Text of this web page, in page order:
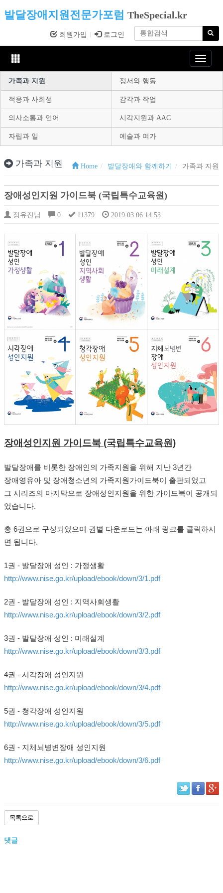
발달장애지원전문가포럼 TheSpecial.kr
회원가입 로그인
Toggle
가족과 지원
정서와 행동
적응과 사회성 감각과 작업
의사소통과 언어 시각지원과 AAC
자립과 일 예술과 여가
가족과 지원 Home 발달장애와 함께하기 가족과 지원
장애성인지원 가이드북 (국립특수교육원)
정유진님 0 11379 2019.03.06 14:53
장애성인지원 가이드북 (국립특수교육원)
발달장애를 비롯한 장애인의 가족지원을 위해 지난 3년간
장애영유아 및 장애청소년의 가족지원가이드북이 출판되었고
그 시리즈의 마지막으로 장애성인지원을 위한 가이드북이 공개되
었습니다.
총 6권으로 구성되었으며 권별 다운로드는 아래 링크를 클릭하시
면 됩니다.
1권 - 발달장애 성인 : 가정생활
http://www.nise.go.kr/upload/ebook/down/3/1.pdf
2권 - 발달장애 성인 : 지역사회생활
http://www.nise.go.kr/upload/ebook/down/3/2.pdf
3권 - 발달장애 성인 : 미래설계
http://www.nise.go.kr/upload/ebook/down/3/3.pdf
4권 - 시각장애 성인지원
http://www.nise.go.kr/upload/ebook/down/3/4.pdf
5권 - 청각장애 성인지원
http://www.nise.go.kr/upload/ebook/down/3/5.pdf
6권 - 지체뇌병변장애 성인지원
http://www.nise.go.kr/upload/ebook/down/3/6.pdf
목록으로
댓글